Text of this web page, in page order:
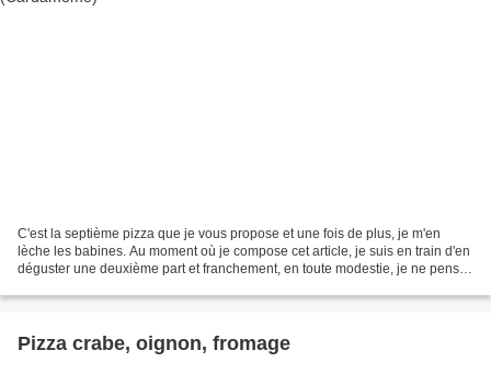
C'est la septième pizza que je vous propose et une fois de plus, je m'en
lèche les babines. Au moment où je compose cet article, je suis en train d'en
déguster une deuxième part et franchement, en toute modestie, je ne pense
Pizza crabe, oignon, fromage